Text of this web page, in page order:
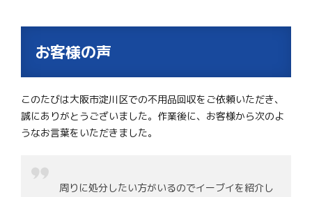
お客様の声
このたびは大阪市淀川区での不用品回収をご依頼いただき、
誠にありがとうございました。作業後に、お客様から次のよ
うなお言葉をいただきました。
周りに処分したい方がいるのでイーブイを紹介し